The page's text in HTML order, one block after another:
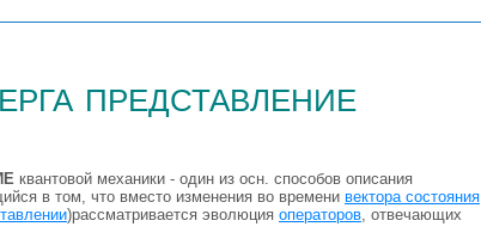
представление
квантовой механики - один из осн. способов описания
в том, что вместо изменения во времени вектора состояния
)рассматривается эволюция операторов, отвечающих